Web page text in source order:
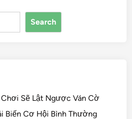
Search
Chơi Sẽ Lật Ngược Ván Cờ
Biến Cơ Hội Bình Thường